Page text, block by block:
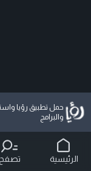
حمل تطبيق رؤيا
والبرامج
الرئيسية تصفح